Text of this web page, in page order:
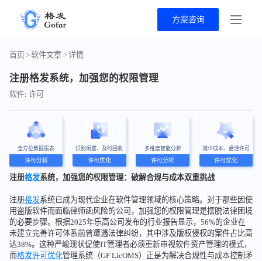
方案咨询
首页>软件文章 >详情
注册格发系统，加强您的权限管理
软件: 许可
全方位数据报表
许可分析
识别闲置、及时回收
许可优化
多维度智能分析
许可分析
减少成本、盘活许可
许可优化
注册格发系统，加强您的权限管理：破解合规与成本双重挑战
注册格发系统已成为现代企业在软件管理领域的核心策略。对于那些因使
用盗版软件而面临律师函风险的公司，加强您的权限管理是摆脱法律困境
的必要步骤。根据2025年乐高公司发布的行业报告显示，56%的企业在
未建立完善许可体系前曾遭遇法律纠纷，其中涉及版权侵权的案件占比高
达38%。这种严峻现状促使IT管理者必须重新审视软件资产管理的模式，
而格发许可优化管理系统（GF LicOMS）正是为解决合规性与成本控制矛